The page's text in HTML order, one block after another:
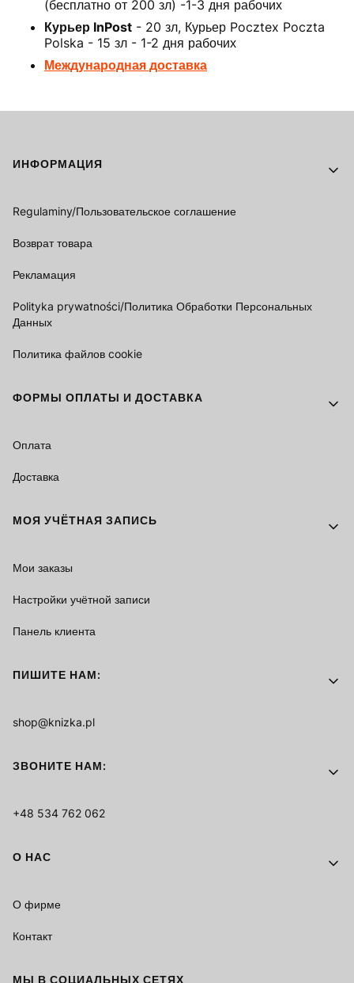
(бесплатно от 200 зл) -1-3 дня рабочих
Курьер InPost - 20 зл, Курьер Pocztex Poczta
Polska - 15 зл - 1-2 дня рабочих
Международная доставка
Footer menu
ИНФОРМАЦИЯ
Regulaminy/Пользовательское соглашение
Возврат товара
Рекламация
Polityka prywatności/Политика Обработки Персональных
Данных
Политика файлов cookie
ФОРМЫ ОПЛАТЫ И ДОСТАВКА
Оплата
Доставка
МОЯ УЧЁТНАЯ ЗАПИСЬ
Мои заказы
Настройки учётной записи
Панель клиента
ПИШИТЕ НАМ:
shop@knizka.pl
ЗВОНИТЕ НАМ:
+48 534 762 062
О НАС
О фирме
Контакт
МЫ В СОЦИАЛЬНЫХ СЕТЯХ